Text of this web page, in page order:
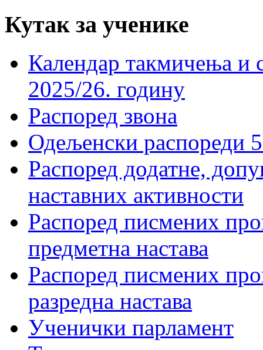
Кутак за ученике
Календар такмичења
2025/26. годину
Распоред звона
Одељенски распореди
Распоред додатне,
наставних активности
Распоред писмених
предметна настава
Распоред писмених
разредна настава
Ученички парламент